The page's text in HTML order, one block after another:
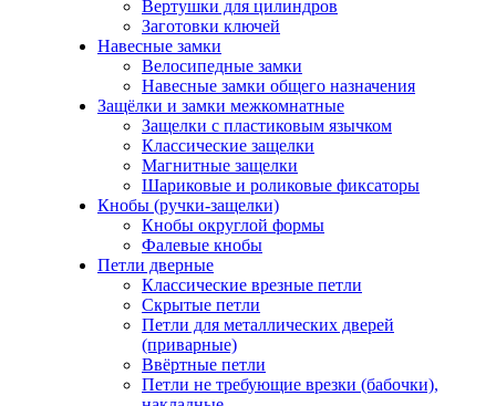
Вертушки для цилиндров
Заготовки ключей
Навесные замки
Велосипедные замки
Навесные замки общего назначения
Защёлки и замки межкомнатные
Защелки с пластиковым язычком
Классические защелки
Магнитные защелки
Шариковые и роликовые фиксаторы
Кнобы (ручки-защелки)
Кнобы округлой формы
Фалевые кнобы
Петли дверные
Классические врезные петли
Скрытые петли
Петли для металлических дверей
(приварные)
Ввёртные петли
Петли не требующие врезки (бабочки),